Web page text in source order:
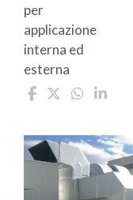
per
applicazione
interna ed
esterna